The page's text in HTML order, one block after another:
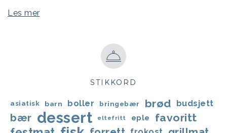
Les mer
STIKKORD
asiatisk barn boller bringebær brød budsjett
bær dessert eltefritt eple favoritt